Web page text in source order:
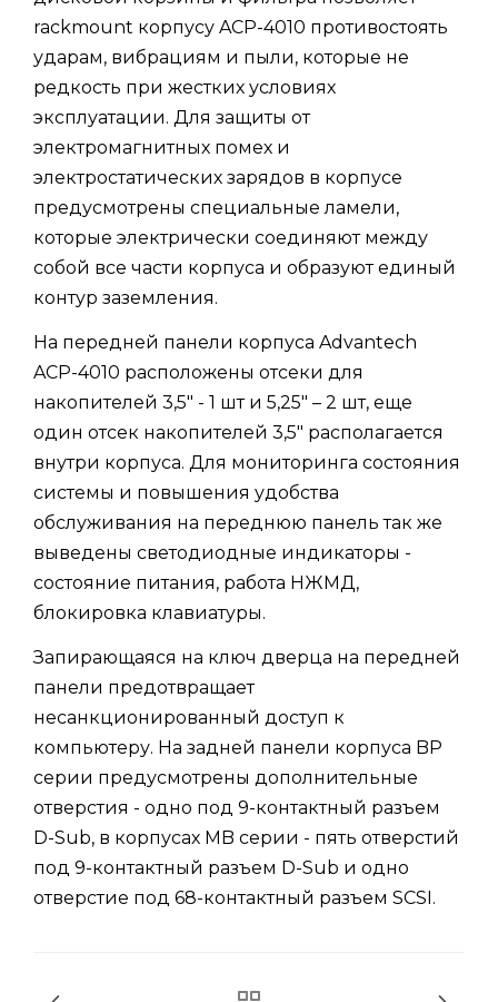
rackmount корпусу ACP-4010 противостоять
ударам, вибрациям и пыли, которые не
редкость при жестких условиях
эксплуатации. Для защиты от
электромагнитных помех и
электростатических зарядов в корпусе
предусмотрены специальные ламели,
которые электрически соединяют между
собой все части корпуса и образуют единый
контур заземления.
На передней панели корпуса Advantech
ACP-4010 расположены отсеки для
накопителей 3,5" - 1 шт и 5,25" – 2 шт, еще
один отсек накопителей 3,5" располагается
внутри корпуса. Для мониторинга состояния
системы и повышения удобства
обслуживания на переднюю панель так же
выведены светодиодные индикаторы -
состояние питания, работа НЖМД,
блокировка клавиатуры.
Запирающаяся на ключ дверца на передней
панели предотвращает
несанкционированный доступ к
компьютеру. На задней панели корпуса BP
серии предусмотрены дополнительные
отверстия - одно под 9-контактный разъем
D-Sub, в корпусах MB серии - пять отверстий
под 9-контактный разъем D-Sub и одно
отверстие под 68-контактный разъем SCSI.